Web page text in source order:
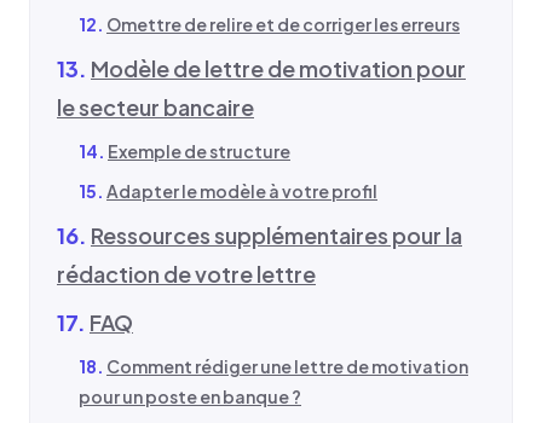
Omettre de relire et de corriger les erreurs
Modèle de lettre de motivation pour
le secteur bancaire
Exemple de structure
Adapter le modèle à votre profil
Ressources supplémentaires pour la
rédaction de votre lettre
FAQ
Comment rédiger une lettre de motivation
pour un poste en banque ?